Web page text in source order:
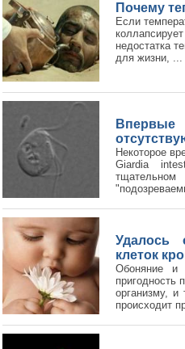
Почему
Если
недостатка
для жизни, ...
Некоторое
Giardia
Удалось
клеток
Обоняние и
пригодность
организму,
происходит